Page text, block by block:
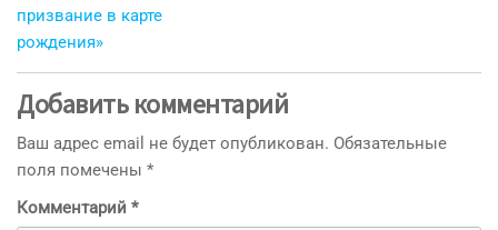
призвание в карте
рождения»
Добавить комментарий
Ваш адрес email не будет опубликован. Обязательные
поля помечены *
Комментарий *